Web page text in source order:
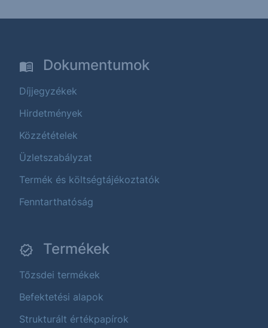
Dokumentumok
Díjjegyzékek
Hirdetmények
Közzétételek
Üzletszabályzat
Termék és költségtájékoztatók
Fenntarthatóság
Termékek
Tőzsdei termékek
Befektetési alapok
Strukturált értékpapírok